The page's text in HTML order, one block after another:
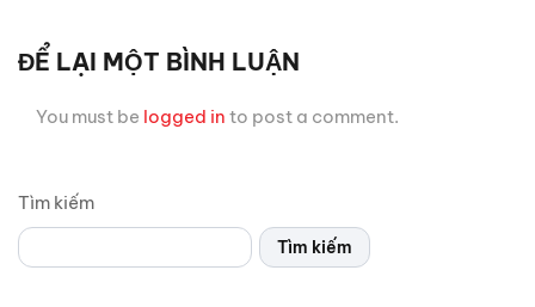
Tìm kiếm
Tìm kiếm
ĐỂ LẠI MỘT BÌNH LUẬN
You must be logged in to post a comment.